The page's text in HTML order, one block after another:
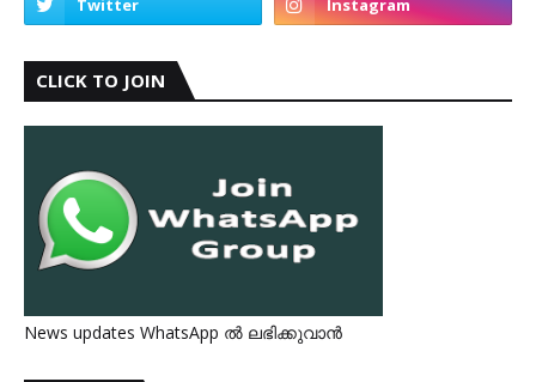
CLICK TO JOIN
News updates WhatsApp ൽ ലഭിക്കുവാൻ